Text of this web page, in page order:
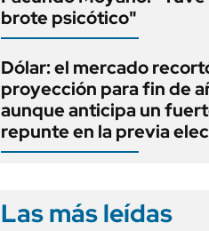
brote psicótico"
Dólar: el mercado
proyección para fin de
aunque anticipa un
repunte en la previa
Las más leídas